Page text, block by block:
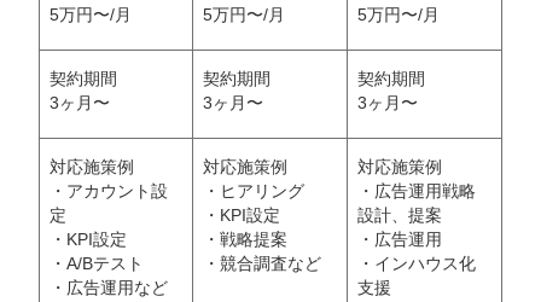
5万円〜/月
5万円〜/月
5万円〜/月
契約期間
3ヶ月〜
契約期間
3ヶ月〜
契約期間
3ヶ月〜
対応施策例
・アカウント設
定
・KPI設定
・A/Bテスト
・広告運用など
対応施策例
・ヒアリング
・KPI設定
・戦略提案
・競合調査など
対応施策例
・広告運用戦略
設計、提案
・広告運用
・インハウス化
支援